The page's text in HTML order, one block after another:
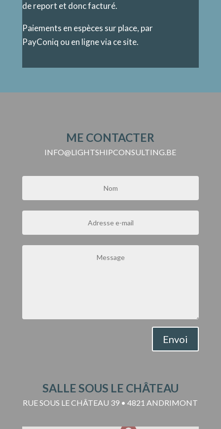
de report et donc facturé.
Paiements en espèces sur place, par
PayConiq ou en ligne via ce site.
ME CONTACTER
INFO@LIGHTSHIPCONSULTING.BE
Envoi
SALLE SOUS LE CHÂTEAU
RUE SOUS LE CHÂTEAU 39 • 4821 ANDRIMONT